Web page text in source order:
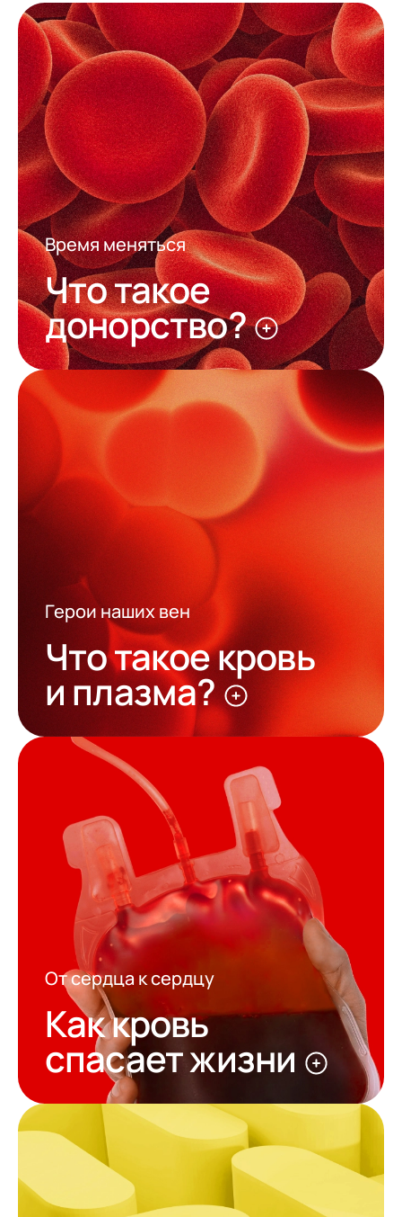
Время меняться
Что такое
донорство?
Герои наших вен
Что такое кровь
и плазма?
От сердца к сердцу
Как кровь
спасает жизни